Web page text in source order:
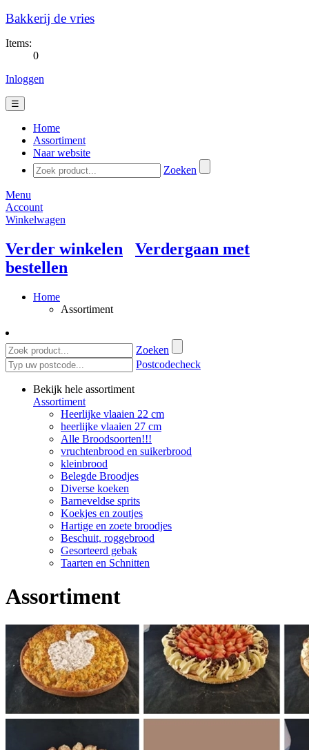
Bakkerij de vries
Items:
0
Inloggen
☰
Home
Assortiment
Naar website
Zoeken
Menu
Account
Winkelwagen
Verder winkelen
Verdergaan met
bestellen
Home
Assortiment
Zoeken
Postcodecheck
Bekijk hele assortiment
Assortiment
Heerlijke vlaaien 22 cm
heerlijke vlaaien 27 cm
Alle Broodsoorten!!!
vruchtenbrood en suikerbrood
kleinbrood
Belegde Broodjes
Diverse koeken
Barneveldse sprits
Koekjes en zoutjes
Hartige en zoete broodjes
Beschuit, roggebrood
Gesorteerd gebak
Taarten en Schnitten
Assortiment